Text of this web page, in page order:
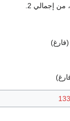
إجمالي 2.
(فارغ)